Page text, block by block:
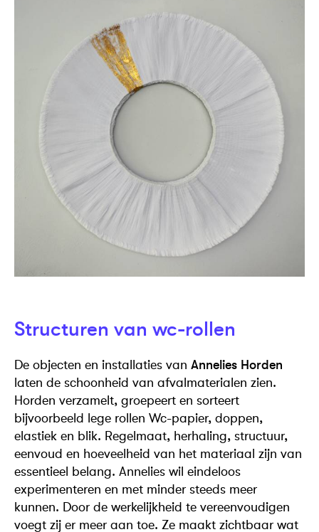
Structuren van wc-rollen
De objecten en installaties van Annelies Horden
laten de schoonheid van afvalmaterialen zien.
Horden verzamelt, groepeert en sorteert
bijvoorbeeld lege rollen Wc-papier, doppen,
elastiek en blik. Regelmaat, herhaling, structuur,
eenvoud en hoeveelheid van het materiaal zijn van
essentieel belang. Annelies wil eindeloos
experimenteren en met minder steeds meer
kunnen. Door de werkelijkheid te vereenvoudigen
voegt zij er meer aan toe. Ze maakt zichtbaar wat